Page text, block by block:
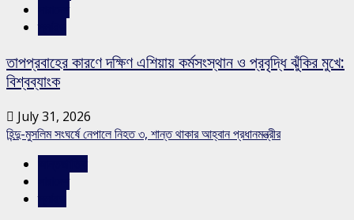
তাপপ্রবাহের কারণে দক্ষিণ এশিয়ায় কর্মসংস্থান ও প্রবৃদ্ধি ঝুঁকির মুখে:
বিশ্বব্যাংক
July 31, 2026
হিন্দু-মুসলিম সংঘর্ষে নেপালে নিহত ৩, শান্ত থাকার আহ্বান প্রধানমন্ত্রীর